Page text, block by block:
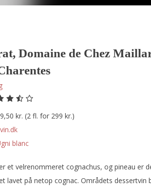
Domaine de Chez
kr. (2 fl. for 299 kr.)
ugni blanc
et velrenommeret cognachus, og pineau er
lavet på netop cognac. Områdets dessertvin